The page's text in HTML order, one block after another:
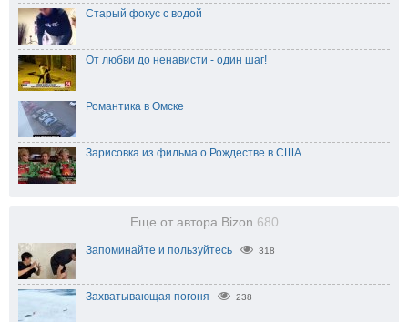
Старый фокус с водой
От любви до ненависти - один шаг!
Романтика в Омске
Зарисовка из фильма о Рождестве в США
Еще от автора Bizon 680
Запоминайте и пользуйтесь 318
Захватывающая погоня 238